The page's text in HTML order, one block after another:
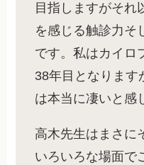
目指しますがそれ
を感じる触診力そ
です。私はカイロ
38年目となります
は本当に凄いと感
高木先生はまさに
いろいろな場面で